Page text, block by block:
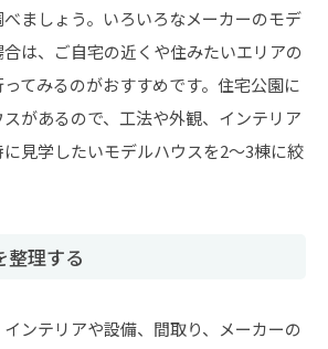
ましょう。いろいろなメーカーのモデ
は、ご自宅の近くや住みたいエリアの
てみるのがおすすめです。住宅公園に
があるので、工法や外観、インテリア
見学したいモデルハウスを2～3棟に絞
整理する
ンテリアや設備、間取り、メーカーの